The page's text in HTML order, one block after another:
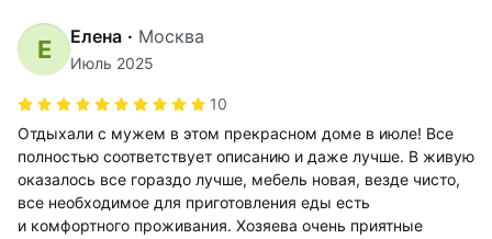
Е Елена · Москва
Июль 2025
10
Отдыхали с мужем в этом прекрасном доме в июле! Все
полностью соответствует описанию и даже лучше. В живую
оказалось все гораздо лучше, мебель новая, везде чисто,
все необходимое для приготовления еды есть
и комфортного проживания. Хозяева очень приятные